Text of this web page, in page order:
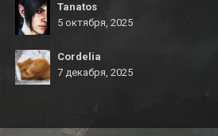
Tanatos
5 октября, 2025
Cordelia
7 декабря, 2025